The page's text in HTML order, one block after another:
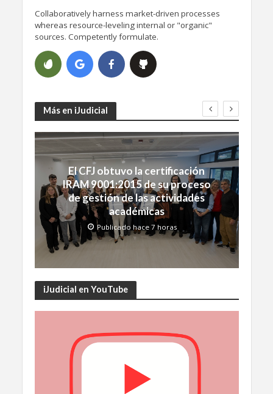
Collaboratively harness market-driven processes
whereas resource-leveling internal or "organic"
sources. Competently formulate.
Más en iJudicial
El CFJ obtuvo la certificación
IRAM 9001:2015 de su proceso
de gestión de las actividades
académicas
Publicado hace 7 horas
iJudicial en YouTube